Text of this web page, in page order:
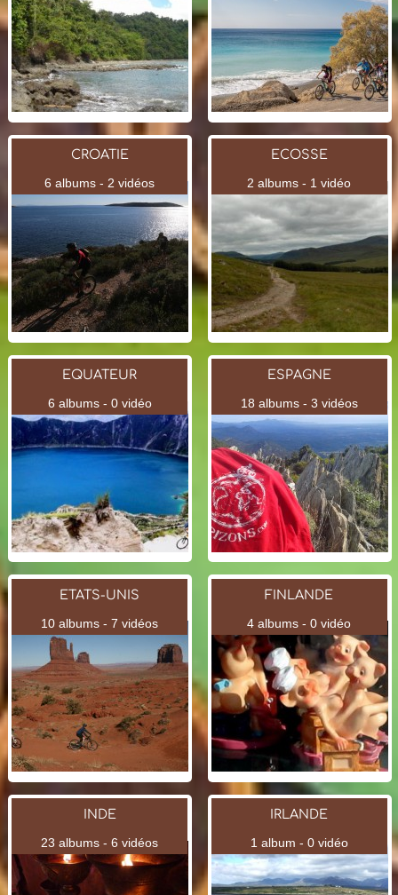
CROATIE
6 albums - 2 vidéos
ECOSSE
2 albums - 1 vidéo
EQUATEUR
6 albums - 0 vidéo
ESPAGNE
18 albums - 3 vidéos
ETATS-UNIS
10 albums - 7 vidéos
FINLANDE
4 albums - 0 vidéo
INDE
23 albums - 6 vidéos
IRLANDE
1 album - 0 vidéo